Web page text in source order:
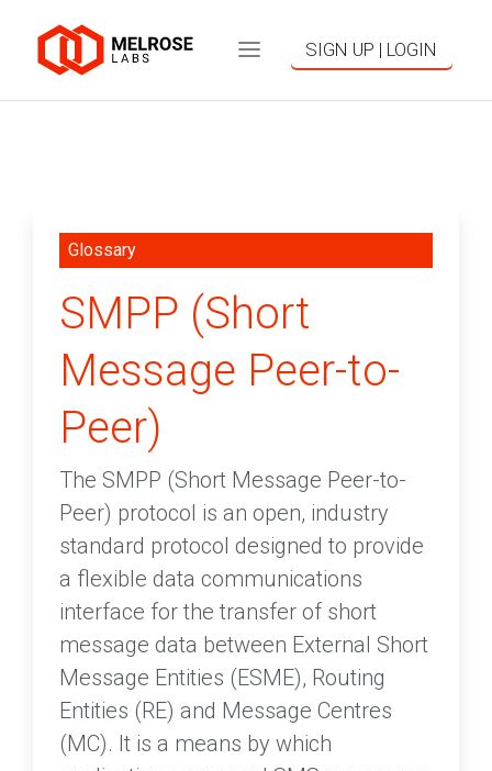
SIGN UP | LOGIN
Glossary
SMPP (Short
Message Peer-to-
Peer)
The SMPP (Short Message Peer-to-
Peer) protocol is an open, industry
standard protocol designed to provide
a flexible data communications
interface for the transfer of short
message data between External Short
Message Entities (ESME), Routing
Entities (RE) and Message Centres
(MC). It is a means by which